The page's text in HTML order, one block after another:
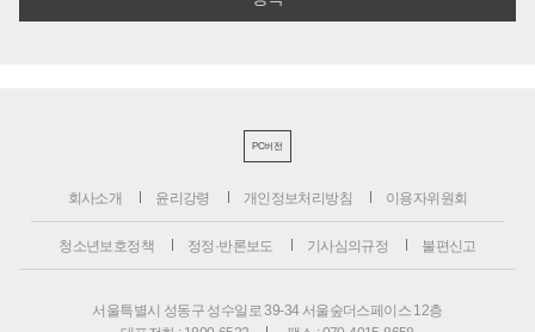
PC버전
회사소개 윤리강령 개인정보처리방침 이용자위원회
청소년보호정책 정정·반론보도 기사심의규정 불편신고
서울특별시 성동구 성수일로 39-34 서울숲더스페이스 12층